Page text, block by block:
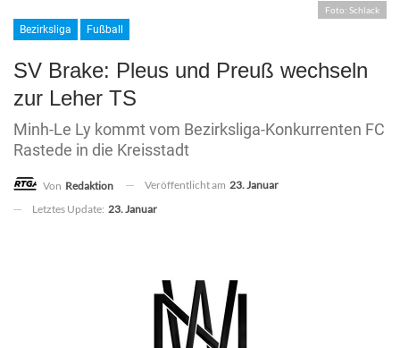
Foto: Schlack
Bezirksliga Fußball
SV Brake: Pleus und Preuß wechseln
zur Leher TS
Minh-Le Ly kommt vom Bezirksliga-Konkurrenten FC
Rastede in die Kreisstadt
Von Redaktion Veröffentlicht am 23. Januar
Letztes Update: 23. Januar